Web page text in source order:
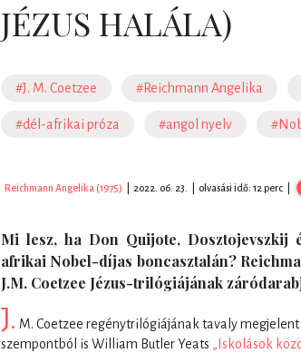
JÉZUS HALÁLA)
#J. M. Coetzee #Reichmann Angelika
#dél-afrikai próza #angol nyelv
Reichmann Angelika (1975) 2022. 06. 23. olvasási idő: 12 perc
Mi lesz, ha Don Quijote, Dosztojevszkij
afrikai Nobel-díjas boncasztalán?
J.M. Coetzee Jézus-trilógiájának
J. M. Coetzee regénytrilógiájának tavaly
szempontból is William Butler Yeats „Iskolások